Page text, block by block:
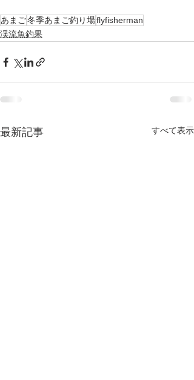
あまご冬季あまご釣り場flyfisherman
渓流魚釣果
最新記事 すべて表示